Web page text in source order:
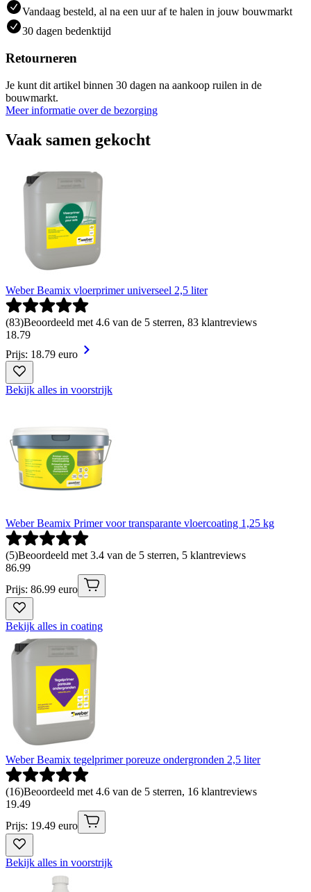
Vandaag besteld, al na een uur af te halen in jouw bouwmarkt
30 dagen bedenktijd
Retourneren
Je kunt dit artikel binnen 30 dagen na aankoop ruilen in de
bouwmarkt.
Meer informatie over de bezorging
Vaak samen gekocht
Weber Beamix vloerprimer universeel 2,5 liter
(83)Beoordeeld met 4.6 van de 5 sterren, 83 klantreviews
18.79
Prijs: 18.79 euro
Bekijk alles in voorstrijk
Weber Beamix Primer voor transparante vloercoating 1,25 kg
(5)Beoordeeld met 3.4 van de 5 sterren, 5 klantreviews
86.99
Prijs: 86.99 euro
Bekijk alles in coating
Weber Beamix tegelprimer poreuze ondergronden 2,5 liter
(16)Beoordeeld met 4.6 van de 5 sterren, 16 klantreviews
19.49
Prijs: 19.49 euro
Bekijk alles in voorstrijk